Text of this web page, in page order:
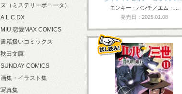
モンキー・パンチ／エム・…
発売日：2025.01.08
ス（ミステリーボニータ）
A.L.C.DX
MIU 恋愛MAX COMICS
書籍扱いコミックス
秋田文庫
SUNDAY COMICS
画集・イラスト集
写真集